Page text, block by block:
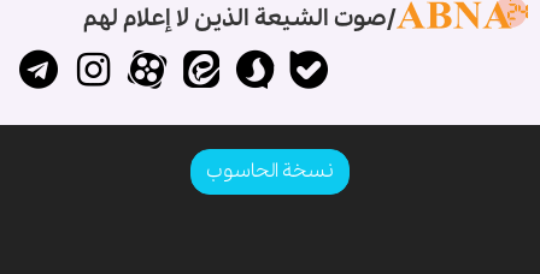
صوت الشيعة الذين لا إعلام لهم
نسخة الحاسوب